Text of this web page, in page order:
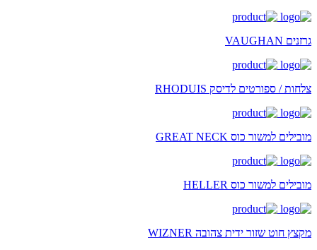
גרזנים VAUGHAN
צלחות / ספורטים לדיסק RHODUIS
מובילים למשור כוס GREAT NECK
מובילים למשור כוס HELLER
מקצץ חוט שזור ידית צהובה WIZNER